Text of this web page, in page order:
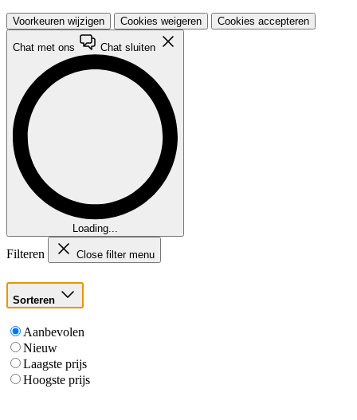
Voorkeuren wijzigen Cookies weigeren Cookies accepteren
Chat met ons Chat sluiten
Loading...
Filteren Close filter menu
Sorteren
Aanbevolen
Nieuw
Laagste prijs
Hoogste prijs